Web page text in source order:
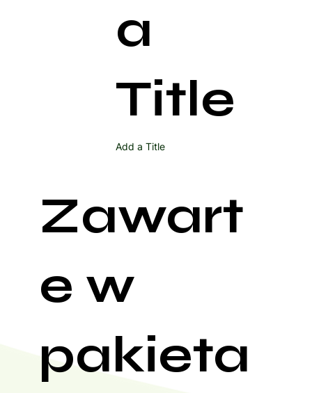
a
Title
Add a Title
Zawart
e w
pakieta